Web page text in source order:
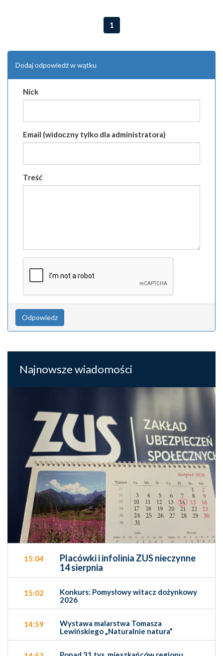
1
Dodaj odpowiedź w wątku
Nick
Email (widoczny tylko dla administratora)
Treść
Odpowiedz
Najnowsze wiadomości
15:04
Placówki i infolinia ZUS nieczynne
14 sierpnia
15:02
Konkurs: Pomysłowy witacz dożynkowy
2026
14:59
Wystawa malarstwa Tomasza
Lewińskiego „Naturalnie natura”